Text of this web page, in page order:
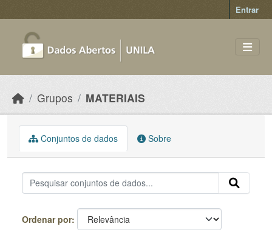
Entrar
Grupos MATERIAIS
Conjuntos de dados Sobre
Ordenar por